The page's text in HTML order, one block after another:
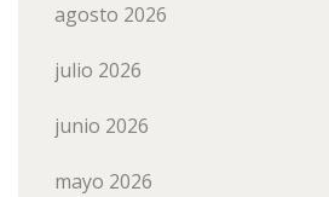
agosto 2026
julio 2026
junio 2026
mayo 2026